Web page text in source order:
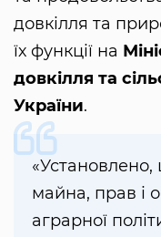
довкілля та
їх функції на
довкілля та
України.
майна, прав і
аграрної